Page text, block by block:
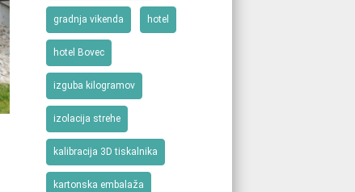
gradnja vikenda hotel
hotel Bovec
izguba kilogramov
izolacija strehe
kalibracija 3D tiskalnika
kartonska embalaža